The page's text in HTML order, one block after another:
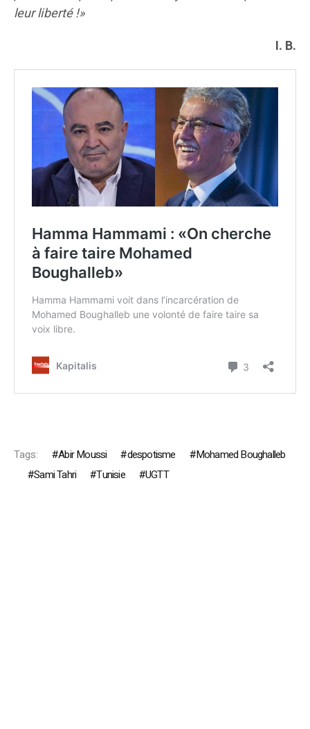
leur liberté !»
I. B.
Tags: Abir Moussi despotisme
Mohamed Boughalleb
Sami Tahri
Tunisie UGTT